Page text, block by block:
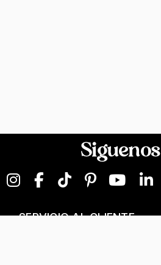
Siguenos
SERVICIO AL CLIENTE